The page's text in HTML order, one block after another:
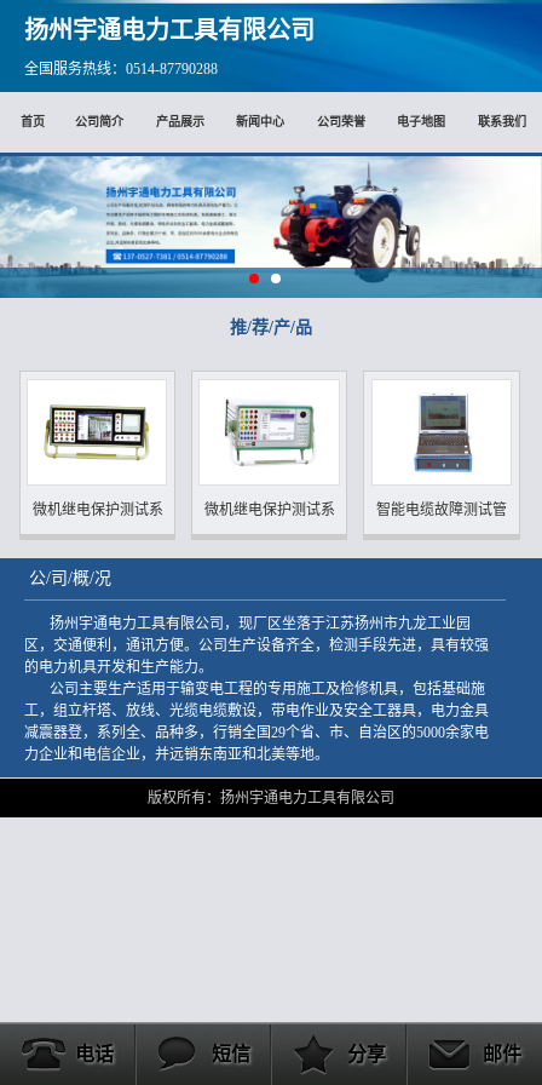
扬州宇通电力工具有限公司
全国服务热线：0514-87790288
首页 公司简介 产品展示 新闻中心 公司荣誉 电子地图 联系我们
推/荐/产/品
微机继电保护测试系统（三...微机继电保护测试系统（六...智能电缆故障测试管理系
公/司/概/况
扬州宇通电力工具有限公司，现厂区坐落于江苏扬州市九龙工业园
区，交通便利，通讯方便。公司生产设备齐全，检测手段先进，具有较强
的电力机具开发和生产能力。
公司主要生产适用于输变电工程的专用施工及检修机具，包括基础施
工，组立杆塔、放线、光缆电缆敷设，带电作业及安全工器具，电力金具
减震器登，系列全、品种多，行销全国29个省、市、自治区的5000余家电
力企业和电信企业，并远销东南亚和北美等地。
版权所有：扬州宇通电力工具有限公司
电话 短信 分享 邮件